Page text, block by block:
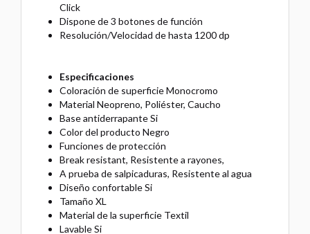
Click
Dispone de 3 botones de función
Resolución/Velocidad de hasta 1200 dp
Especificaciones
Coloración de superficie Monocromo
Material Neopreno, Poliéster, Caucho
Base antiderrapante Si
Color del producto Negro
Funciones de protección
Break resistant, Resistente a rayones,
A prueba de salpicaduras, Resistente al agua
Diseño confortable Si
Tamaño XL
Material de la superficie Textil
Lavable Si